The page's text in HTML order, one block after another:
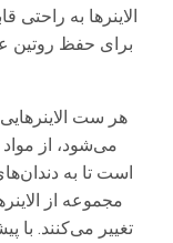
الاینرها به راحتی
برای حفظ روتین
هر ست
می‌شود، از
است تا به
مجموعه از
تغییر می‌کنند. با